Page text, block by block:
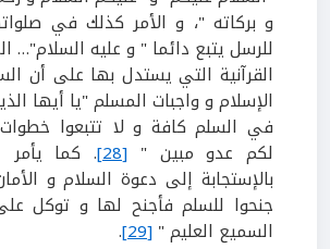
و بركاته "، و الأمر كذلك في
للرسل يتبع دائما " و عليه السلام"…
القرآنية التي يستدل بها على أن
الإسلام و واجبات المسلم "يا أيها
في السلم كافة و لا تتبعوا
لكم عدو مبين " [28]
. كما يأمر
بالإستجابة إلى دعوة السلام و
جنحوا للسلم فأجنح لها و توكل
السميع العليم " [29]
.